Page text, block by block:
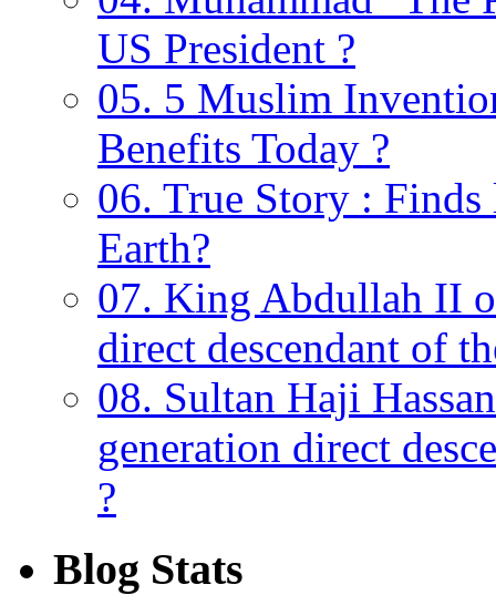
US President ?
05. 5 Muslim
Benefits Today ?
06. True Story :
Earth?
07. King Abdullah II
direct descendant of
08. Sultan Haji
generation direct
?
Blog Stats